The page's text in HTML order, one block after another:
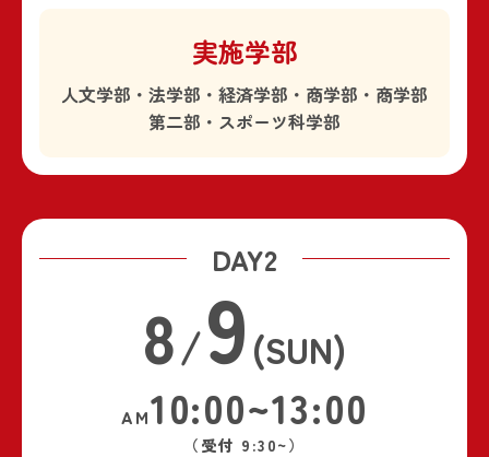
実施学部
人文学部・法学部・経済学部・商学部・ 商学部
第二部・スポーツ科学部
DAY2
8/9(SUN)
AM10:00~13:00
（受付 9:30~）